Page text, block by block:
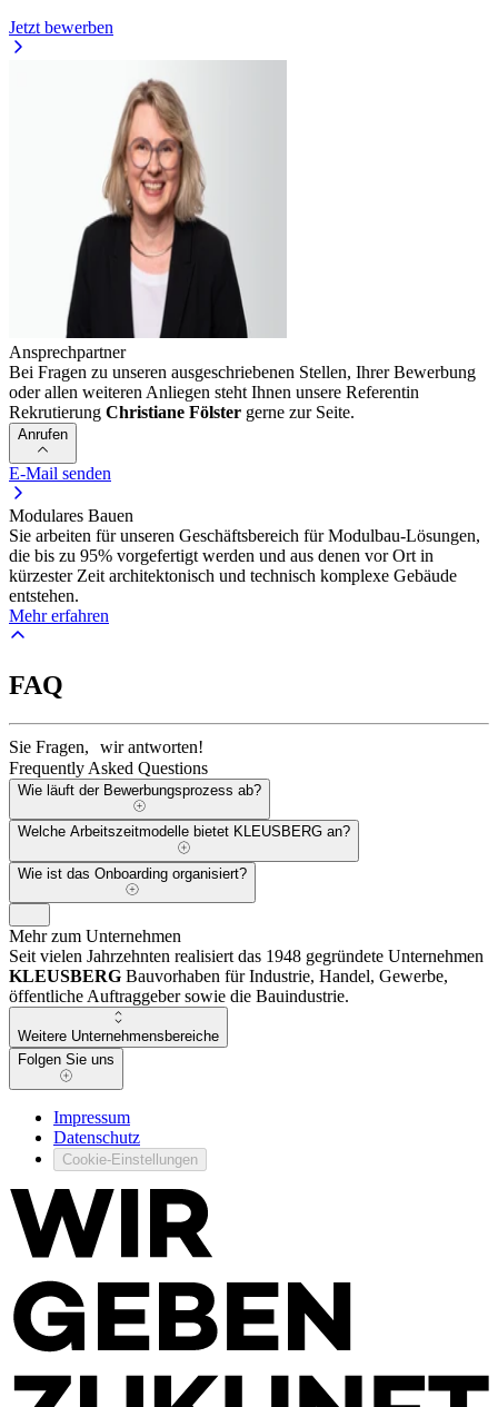
Jetzt bewerben
Ansprechpartner
Bei Fragen zu unseren ausgeschriebenen Stellen, Ihrer Bewerbung
oder allen weiteren Anliegen steht Ihnen unsere Referentin
Rekrutierung Christiane Fölster gerne zur Seite.
Anrufen
E-Mail senden
Modulares Bauen
Sie arbeiten für unseren Geschäftsbereich für Modulbau-Lösungen,
die bis zu 95% vorgefertigt werden und aus denen vor Ort in
kürzester Zeit architektonisch und technisch komplexe Gebäude
entstehen.
Mehr erfahren
FAQ
Sie Fragen, wir antworten!
Frequently Asked Questions
Wie läuft der Bewerbungsprozess ab?
Welche Arbeitszeitmodelle bietet KLEUSBERG an?
Wie ist das Onboarding organisiert?
Mehr zum Unternehmen
Seit vielen Jahrzehnten realisiert das 1948 gegründete Unternehmen
KLEUSBERG Bauvorhaben für Industrie, Handel, Gewerbe,
öffentliche Auftraggeber sowie die Bauindustrie.
Weitere Unternehmensbereiche
Folgen Sie uns
Impressum
Datenschutz
Cookie-Einstellungen